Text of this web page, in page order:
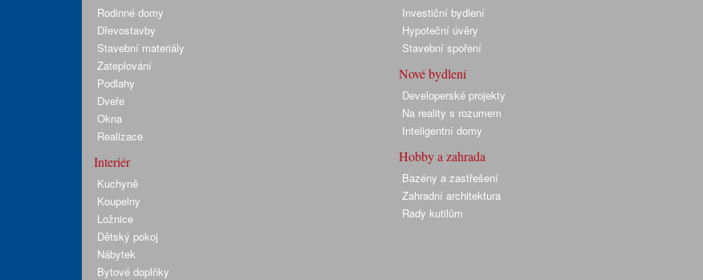
Rodinné domy
Dřevostavby
Stavební materiály
Zateplování
Podlahy
Dveře
Okna
Realizace
Interiér
Kuchyně
Koupelny
Ložnice
Dětský pokoj
Nábytek
Bytové doplňky
Investiční bydlení
Hypoteční úvěry
Stavební spoření
Nové bydlení
Developerské projekty
Na reality s rozumem
Inteligentní domy
Hobby a zahrada
Bazény a zastřešení
Zahradní architektura
Rady kutilům